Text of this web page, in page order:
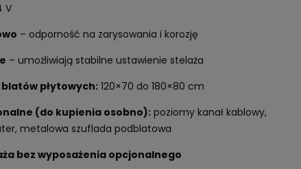
V
– odporność na zarysowania i korozję
– umożliwiają stabilne ustawienie stelaża
płytowych:120×70 do 180×80 cm
(do kupienia osobno):poziomy kanał kablowy,
metalowa szuflada podblatowa
bez wyposażenia opcjonalnego